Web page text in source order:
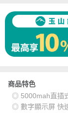
商品特色
◎ 5000mah直插
◎ 數字顯示屏 快